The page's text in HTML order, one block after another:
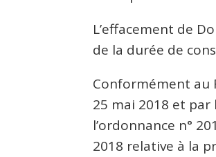
L’effacement de
de la durée de
Conformément au
25 mai 2018 et
l’ordonnance n°
2018 relative à la